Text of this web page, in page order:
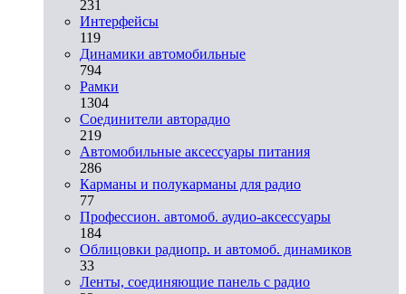
231
Интерфейсы
119
Динамики автомобильные
794
Рамки
1304
Соединители авторадио
219
Автомобильные аксессуары питания
286
Карманы и полукарманы для радио
77
Профессион. автомоб. аудио-аксессуары
184
Облицовки радиопр. и автомоб. динамиков
33
Ленты, соединяющие панель с радио